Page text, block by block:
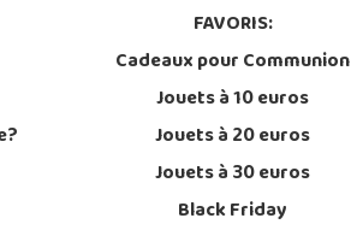
FAVORIS:
Cadeaux pour Communion
Jouets à 10 euros
Jouets à 20 euros
Jouets à 30 euros
Black Friday